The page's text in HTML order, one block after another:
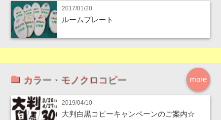
2017/01/20
ルームプレート
more
カラー・モノクロコピー
2019/04/10
大判白黒コピーキャンペーンのご案内☆